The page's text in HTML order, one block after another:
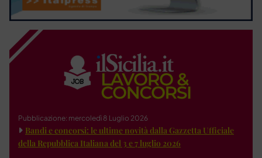
Pubblicazione: mercoledì 8 Luglio 2026
Bandi e concorsi: le ultime novità dalla Gazzetta Ufficiale
della Repubblica Italiana del 3 e 7 luglio 2026